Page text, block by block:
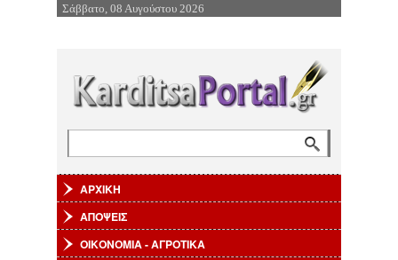
Επιστροφή στην Πλοήγηση
Σάββατο, 08 Αυγούστου 2026
ΑΡΧΙΚΗ
ΑΠΟΨΕΙΣ
ΟΙΚΟΝΟΜΙΑ - ΑΓΡΟΤΙΚΑ